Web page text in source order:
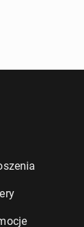
po­sia­da­czy e-